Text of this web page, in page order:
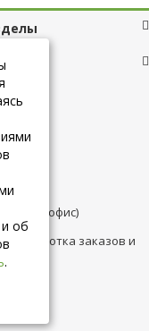
д.12 (офис)
(обработка заказов и
об
.